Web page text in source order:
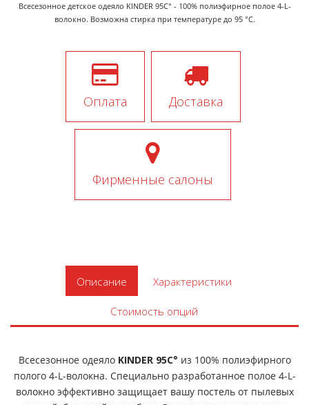
Всесезонное детское одеяло KINDER 95C° - 100% полиэфирное полое 4-L-
волокно. Возможна стирка при температуре до 95 °С.
Оплата Доставка
Фирменные салоны
Описание Характеристики
Стоимость опций
Всесезонное одеяло KINDER 95C° из 100% полиэфирного
полого 4-L-волокна. Специально разработанное полое 4-L-
волокно эффективно защищает вашу постель от пылевых